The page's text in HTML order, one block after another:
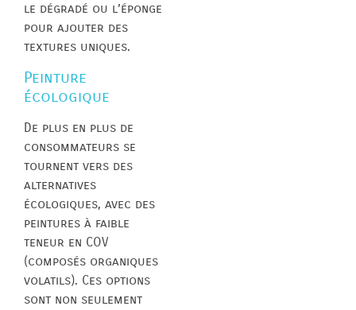
le dégradé ou l’éponge
pour ajouter des
textures uniques.
Peinture
écologique
De plus en plus de
consommateurs se
tournent vers des
alternatives
écologiques, avec des
peintures à faible
teneur en COV
(composés organiques
volatils). Ces options
sont non seulement